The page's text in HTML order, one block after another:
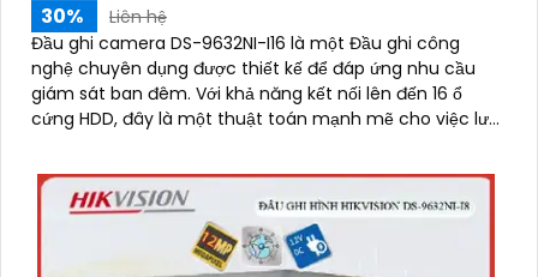
30%
Liên hệ
Đầu ghi camera DS-9632NI-I16 là một Đầu ghi công
nghệ chuyên dụng được thiết kế để đáp ứng nhu cầu
giám sát ban đêm. Với khả năng kết nối lên đến 16 ổ
cứng HDD, đây là một thuật toán mạnh mẽ cho việc lưu